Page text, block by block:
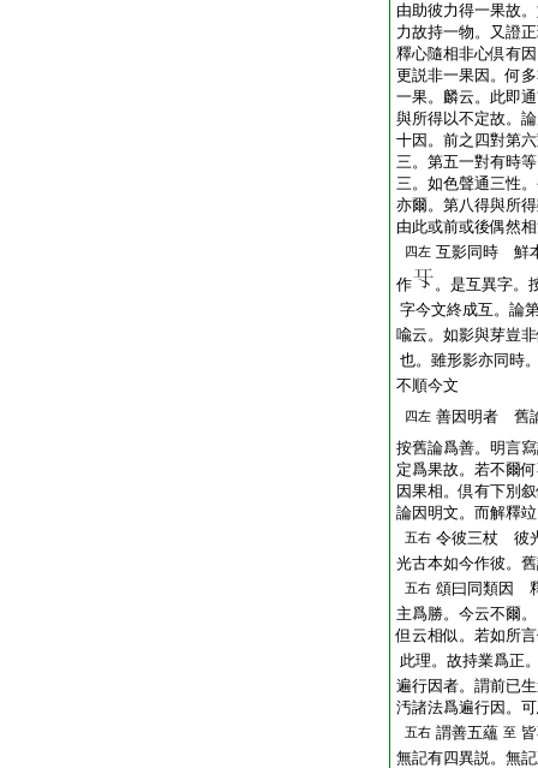
由助彼力得一果故
力故持一物。又證
釋心隨相非心倶有
更説非一果因。何
一果。麟云。此即
與所得以不定故。
十因。前之四對第
三。第五一對有時
三。如色聲通三性
亦爾。第八得與所
由此或前或後偶然
四左 互影同時 鮮
作
。是互異字。
字今文終成互。論
喩云。如影與芽豈
也。雖形影亦同時
不順今文
四左 善因明者 舊
按舊論爲善。明言
定爲果故。若不爾
因果相。倶有下別
論因明文。而解釋
五右 令彼三杖 彼
光古本如今作彼。
五右 頌曰同類因
主爲勝。今云不爾
但云相似。若如所
此理。故持業爲正
遍行因者。謂前已
汚諸法爲遍行因。
五右 謂善五蘊 至
無記有四異説。無